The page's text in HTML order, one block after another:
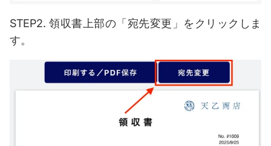
STEP2.領収書上部の 「宛先変更」をクリックしま
す。